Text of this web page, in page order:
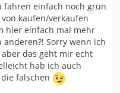
fahren einfach noch grün
kaufen/verkaufen
hier einfach mal mehr
Sorry wenn ich
das geht mir echt
hab ich auch
falschen